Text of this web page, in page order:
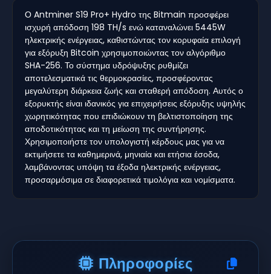
Ο Antminer S19 Pro+ Hydro της Bitmain προσφέρει
ισχυρή απόδοση 198 TH/s ενώ καταναλώνει 5445W
ηλεκτρικής ενέργειας, καθιστώντας τον κορυφαία επιλογή
για εξόρυξη Bitcoin χρησιμοποιώντας τον αλγόριθμο
SHA-256. Το σύστημα υδρόψυξης ρυθμίζει
αποτελεσματικά τις θερμοκρασίες, προσφέροντας
μεγαλύτερη διάρκεια ζωής και σταθερή απόδοση. Αυτός ο
εξορυκτής είναι ιδανικός για επιχειρήσεις εξόρυξης υψηλής
χωρητικότητας που επιδιώκουν τη βελτιστοποίηση της
αποδοτικότητας και τη μείωση της συντήρησης.
Χρησιμοποιήστε τον υπολογιστή κέρδους μας για να
εκτιμήσετε τα καθημερινά, μηνιαία και ετήσια έσοδα,
λαμβάνοντας υπόψη τα έξοδα ηλεκτρικής ενέργειας,
προσαρμόσιμα σε διαφορετικά τιμολόγια και νομίσματα.
Πληροφορίες